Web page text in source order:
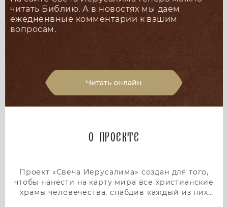
читать Библию. А в новостях мы даем
ежедненвные комментарии к вашим
вопросам.
Читать онлайн
О проекте
Проект «Свеча Иерусалима» создан для того,
чтобы нанести на карту мира все христианские
храмы человечества, снабдив каждый из них